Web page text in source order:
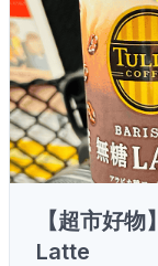
【超市好
Latte